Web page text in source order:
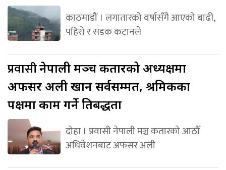
काठमाडौं । लगातारको वर्षासँगै आएको बाढी,
पहिरो र सडक कटानले
प्रवासीनेपाली मञ्च कतारको अध्यक्षमा
अफसर अली खान सर्वसम्मत, श्रमिकका
पक्षमा काम गर्ने प्रतिबद्धता
दोहा । प्रवासी नेपाली मञ्च कतारको आठौँ
अधिवेशनबाट अफसर अली